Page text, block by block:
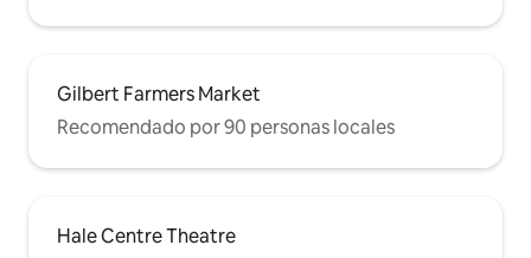
Gilbert Farmers Market
Recomendado por 90 personas locales
Hale Centre Theatre